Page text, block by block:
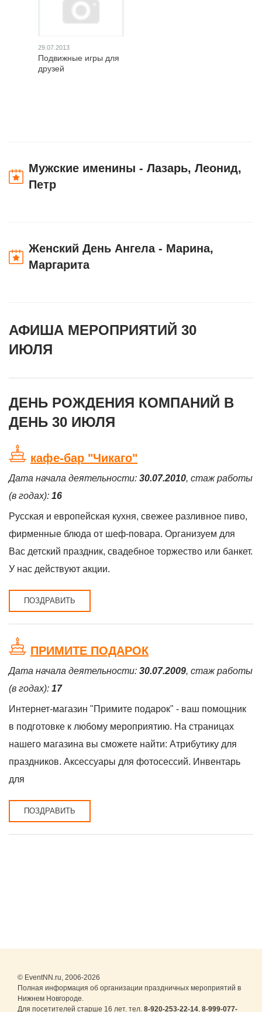
29.07.2013
Подвижные игры для
друзей
Мужские именины - Лазарь, Леонид,
Петр
Женский День Ангела - Марина,
Маргарита
АФИША МЕРОПРИЯТИЙ 30
ИЮЛЯ
ДЕНЬ РОЖДЕНИЯ КОМПАНИЙ В
ДЕНЬ 30 ИЮЛЯ
кафе-бар "Чикаго"
Дата начала деятельности: 30.07.2010, стаж работы
(в годах): 16
Русская и европейская кухня, свежее разливное пиво,
фирменные блюда от шеф-повара. Организуем для
Вас детский праздник, свадебное торжество или банкет.
У нас действуют акции.
ПОЗДРАВИТЬ
ПРИМИТЕ ПОДАРОК
Дата начала деятельности: 30.07.2009, стаж работы
(в годах): 17
Интернет-магазин "Примите подарок" - ваш помощник
в подготовке к любому мероприятию. На страницах
нашего магазина вы сможете найти: Атрибутику для
праздников. Аксессуары для фотосессий. Инвентарь
для
ПОЗДРАВИТЬ
© EventNN.ru, 2006-2026
Полная информация об организации праздничных мероприятий в
Нижнем Новгороде.
Для посетителей старше 16 лет. тел. 8-920-253-22-14, 8-999-077-